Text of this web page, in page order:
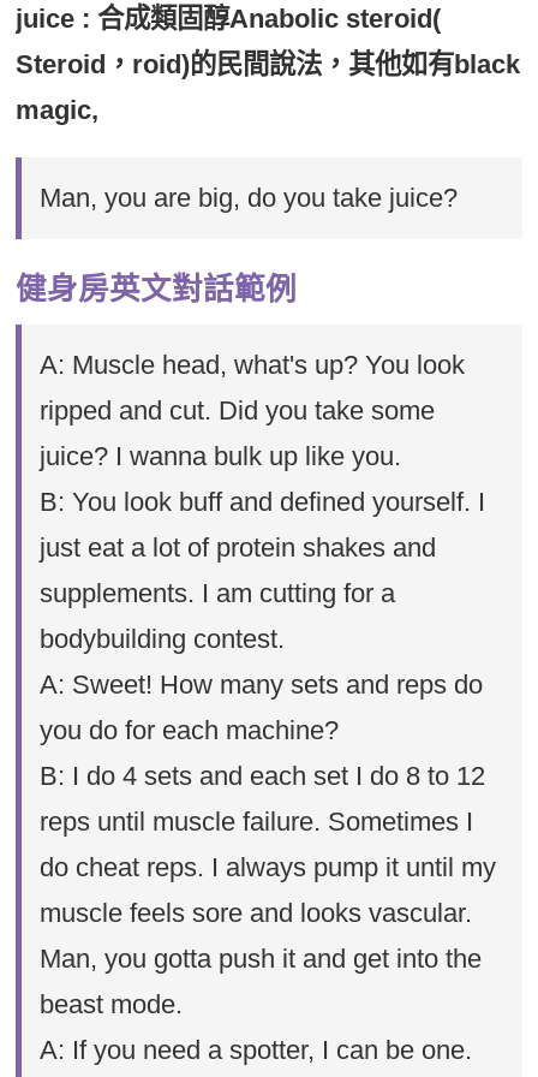
juice : 合成類固醇Anabolic steroid(
Steroid，roid)的民間說法，其他如有black
magic,
Man, you are big, do you take juice?
健身房英文對話範例
A: Muscle head, what's up? You look
ripped and cut. Did you take some
juice? I wanna bulk up like you.
B: You look buff and defined yourself. I
just eat a lot of protein shakes and
supplements. I am cutting for a
bodybuilding contest.
A: Sweet! How many sets and reps do
you do for each machine?
B: I do 4 sets and each set I do 8 to 12
reps until muscle failure. Sometimes I
do cheat reps. I always pump it until my
muscle feels sore and looks vascular.
Man, you gotta push it and get into the
beast mode.
A: If you need a spotter, I can be one.